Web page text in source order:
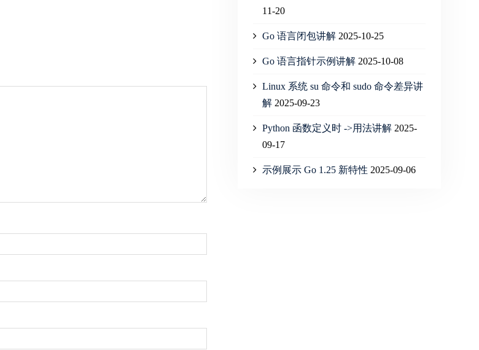
11-20
Go 语言闭包讲解 2025-10-25
Go 语言指针示例讲解 2025-10-08
Linux 系统 su 命令和 sudo 命令差异讲
解 2025-09-23
Python 函数定义时 ->用法讲解 2025-
09-17
示例展示 Go 1.25 新特性 2025-09-06